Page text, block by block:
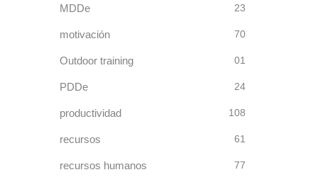
MDDe 23
motivación 70
Outdoor training 01
PDDe 24
productividad 108
recursos 61
recursos humanos 77